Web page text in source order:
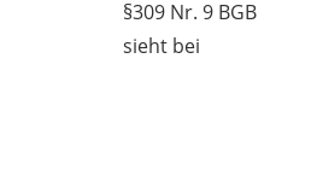
§309 Nr. 9 BGB
sieht bei